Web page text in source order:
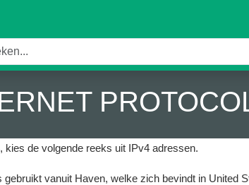
kies de volgende reeks uit IPv4 adressen.
vanuit Haven, welke zich bevindt in United